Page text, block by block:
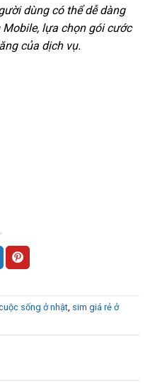
dùng có thể dễ dàng
lựa chọn gói cước
của dịch vụ.
sống ở nhật, sim giá rẻ ở